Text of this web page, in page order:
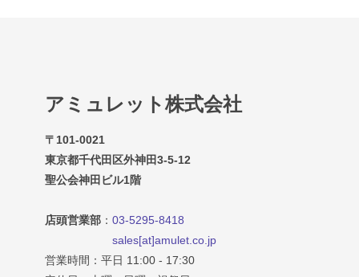
アミュレット株式会社
〒101-0021
東京都千代田区外神田3-5-12
聖公会神田ビル1階
店頭営業部 ： 03-5295-8418
sales[at]amulet.co.jp
営業時間：平日 11:00 - 17:30